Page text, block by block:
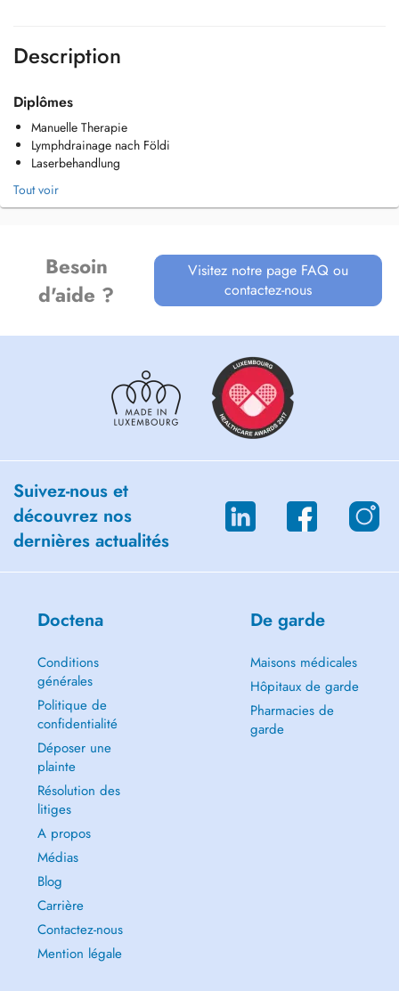
Description
Diplômes
Manuelle Therapie
Lymphdrainage nach Földi
Laserbehandlung
Tout voir
Besoin
d'aide ?
Visitez notre page FAQ ou
contactez-nous
Suivez-nous et
découvrez nos
dernières actualités
Doctena
Conditions
générales
Politique de
confidentialité
Déposer une
plainte
Résolution des
litiges
A propos
Médias
Blog
Carrière
Contactez-nous
Mention légale
De garde
Maisons médicales
Hôpitaux de garde
Pharmacies de
garde